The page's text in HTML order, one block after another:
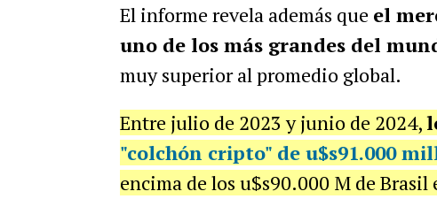
El informe revela además que el
uno de los más grandes del
muy superior al promedio global.
Entre julio de 2023 y junio de 2024,
"colchón cripto" de u$s91.000
encima de los u$s90.000 M de